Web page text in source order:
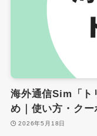
海外通信Sim「ト
め｜使い方・クー
2026年5月18日